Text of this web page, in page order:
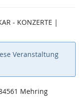
- KONZERTE |
Veranstaltung
Mehring